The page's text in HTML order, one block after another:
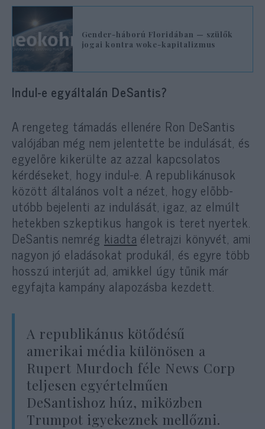
Gender-háború Floridában — szülők
jogai kontra woke-kapitalizmus
Indul-e egyáltalán DeSantis?
A rengeteg támadás ellenére Ron DeSantis
valójában még nem jelentette be indulását, és
egyelőre kikerülte az azzal kapcsolatos
kérdéseket, hogy indul-e. A republikánusok
között általános volt a nézet, hogy előbb-
utóbb bejelenti az indulását, igaz, az elmúlt
hetekben szkeptikus hangok is teret nyertek.
DeSantis nemrég kiadta életrajzi könyvét, ami
nagyon jó eladásokat produkál, és egyre több
hosszú interjút ad, amikkel úgy tűnik már
egyfajta kampány alapozásba kezdett.
A republikánus kötődésű
amerikai média különösen a
Rupert Murdoch féle News Corp
teljesen egyértelműen
DeSantishoz húz, miközben
Trumpot igyekeznek mellőzni.